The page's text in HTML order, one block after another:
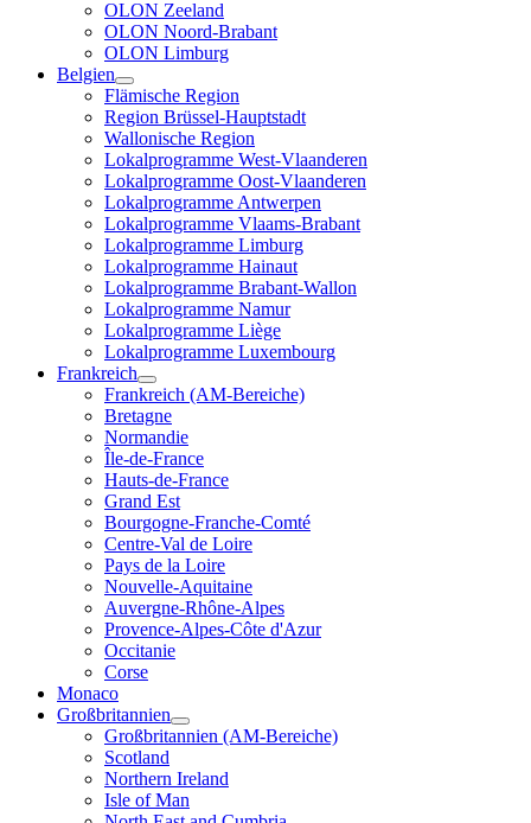
OLON Zeeland
OLON Noord-Brabant
OLON Limburg
Belgien
Flämische Region
Region Brüssel-Hauptstadt
Wallonische Region
Lokalprogramme West-Vlaanderen
Lokalprogramme Oost-Vlaanderen
Lokalprogramme Antwerpen
Lokalprogramme Vlaams-Brabant
Lokalprogramme Limburg
Lokalprogramme Hainaut
Lokalprogramme Brabant-Wallon
Lokalprogramme Namur
Lokalprogramme Liège
Lokalprogramme Luxembourg
Frankreich
Frankreich (AM-Bereiche)
Bretagne
Normandie
Île-de-France
Hauts-de-France
Grand Est
Bourgogne-Franche-Comté
Centre-Val de Loire
Pays de la Loire
Nouvelle-Aquitaine
Auvergne-Rhône-Alpes
Provence-Alpes-Côte d'Azur
Occitanie
Corse
Monaco
Großbritannien
Großbritannien (AM-Bereiche)
Scotland
Northern Ireland
Isle of Man